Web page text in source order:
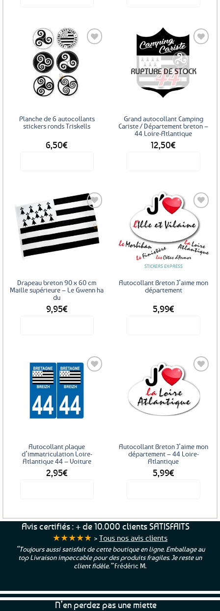
Planche de 6 autocollants
stickers ronds Triskells
6,50€
RUPTURE DE STOCK
Grand autocollant Camping
Cariste / Département breton –
44 Loire-Atlantique
12,50€
Ajouter
aux
favoris
Drapeau breton 90 x 60 cm
Maille supérieure – Le Gwenn ha
du
9,95€
Ajouter
aux
favoris
STICKERS EXPRESS
Autocollant Breton J’aime mon
département
5,99€
variations.
options
peuvent
sur
Autocollant plaque
d’immatriculation Loire-
Atlantique 44 – Voiture
2,95€
Autocollant Breton J’aime mon
département – 44 Loire-
Atlantique
5,99€
Avis certifiés : + de 10.000 clients SATISFAITS
★★★★★ > Tous nos avis clients
“Toujours aussi satisfait de cette boutique en ligne. Emballage au
top Livraison impeccable pour des produits fragiles. Je reste un
client fidèle.”Frédéric M.
N’en perdez pas une miette